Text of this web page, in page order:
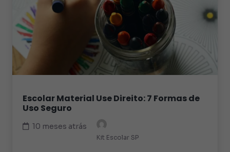
Escolar Material Use Direito: 7 Formas de
Uso Seguro
10 meses atrás
Kit Escolar SP